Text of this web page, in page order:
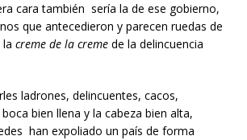
cara también sería la de ese gobierno,
que antecedieron y parecen ruedas de
creme de la creme de la delincuencia
ladrones, delincuentes, cacos,
bien llena y la cabeza bien alta,
han expoliado un país de forma